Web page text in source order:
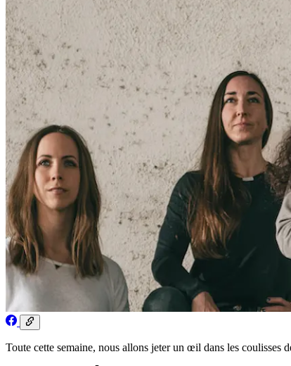
Toute cette semaine, nous allons jeter un œil dans les